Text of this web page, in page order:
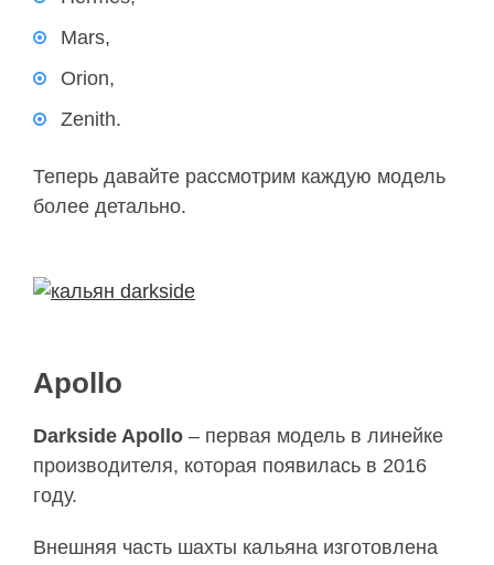
Mars,
Orion,
Zenith.
Теперь давайте рассмотрим каждую модель
более детально.
Apollo
Darkside Apollo – первая модель в линейке
производителя, которая появилась в 2016
году.
Внешняя часть шахты кальяна изготовлена